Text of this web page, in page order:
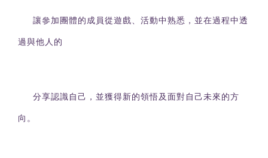
學生輔導工作委員會
UCAN大專校院就業職能平台
輔導資源連結
讓參加團體的成員 從遊戲、活動中熟悉，並在過程中透
過與他人的
分享認識自己， 並獲得新的領悟及面對 自己未來的方
向。